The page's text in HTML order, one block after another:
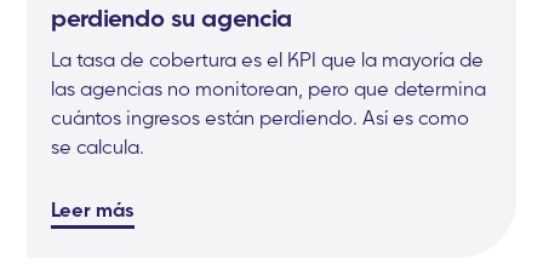
perdiendo su agencia
La tasa de cobertura es el KPI que la mayoría de
las agencias no monitorean, pero que determina
cuántos ingresos están perdiendo. Así es como
se calcula.
Leer más